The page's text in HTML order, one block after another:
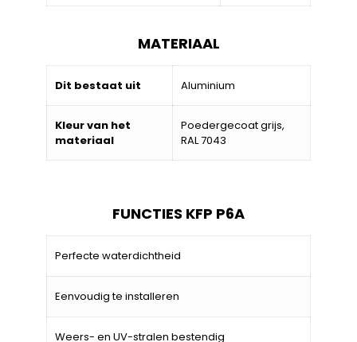
MATERIAAL
Dit bestaat uit Aluminium
Kleur van het
materiaal
Poedergecoat grijs,
RAL 7043
FUNCTIES KFP P6A
Perfecte waterdichtheid
Eenvoudig te installeren
Weers- en UV-stralen bestendig